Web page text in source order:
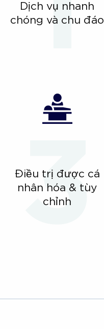
Dịch vụ nhanh
chóng và chu đáo
Điều trị được cá
nhân hóa & tùy
chỉnh